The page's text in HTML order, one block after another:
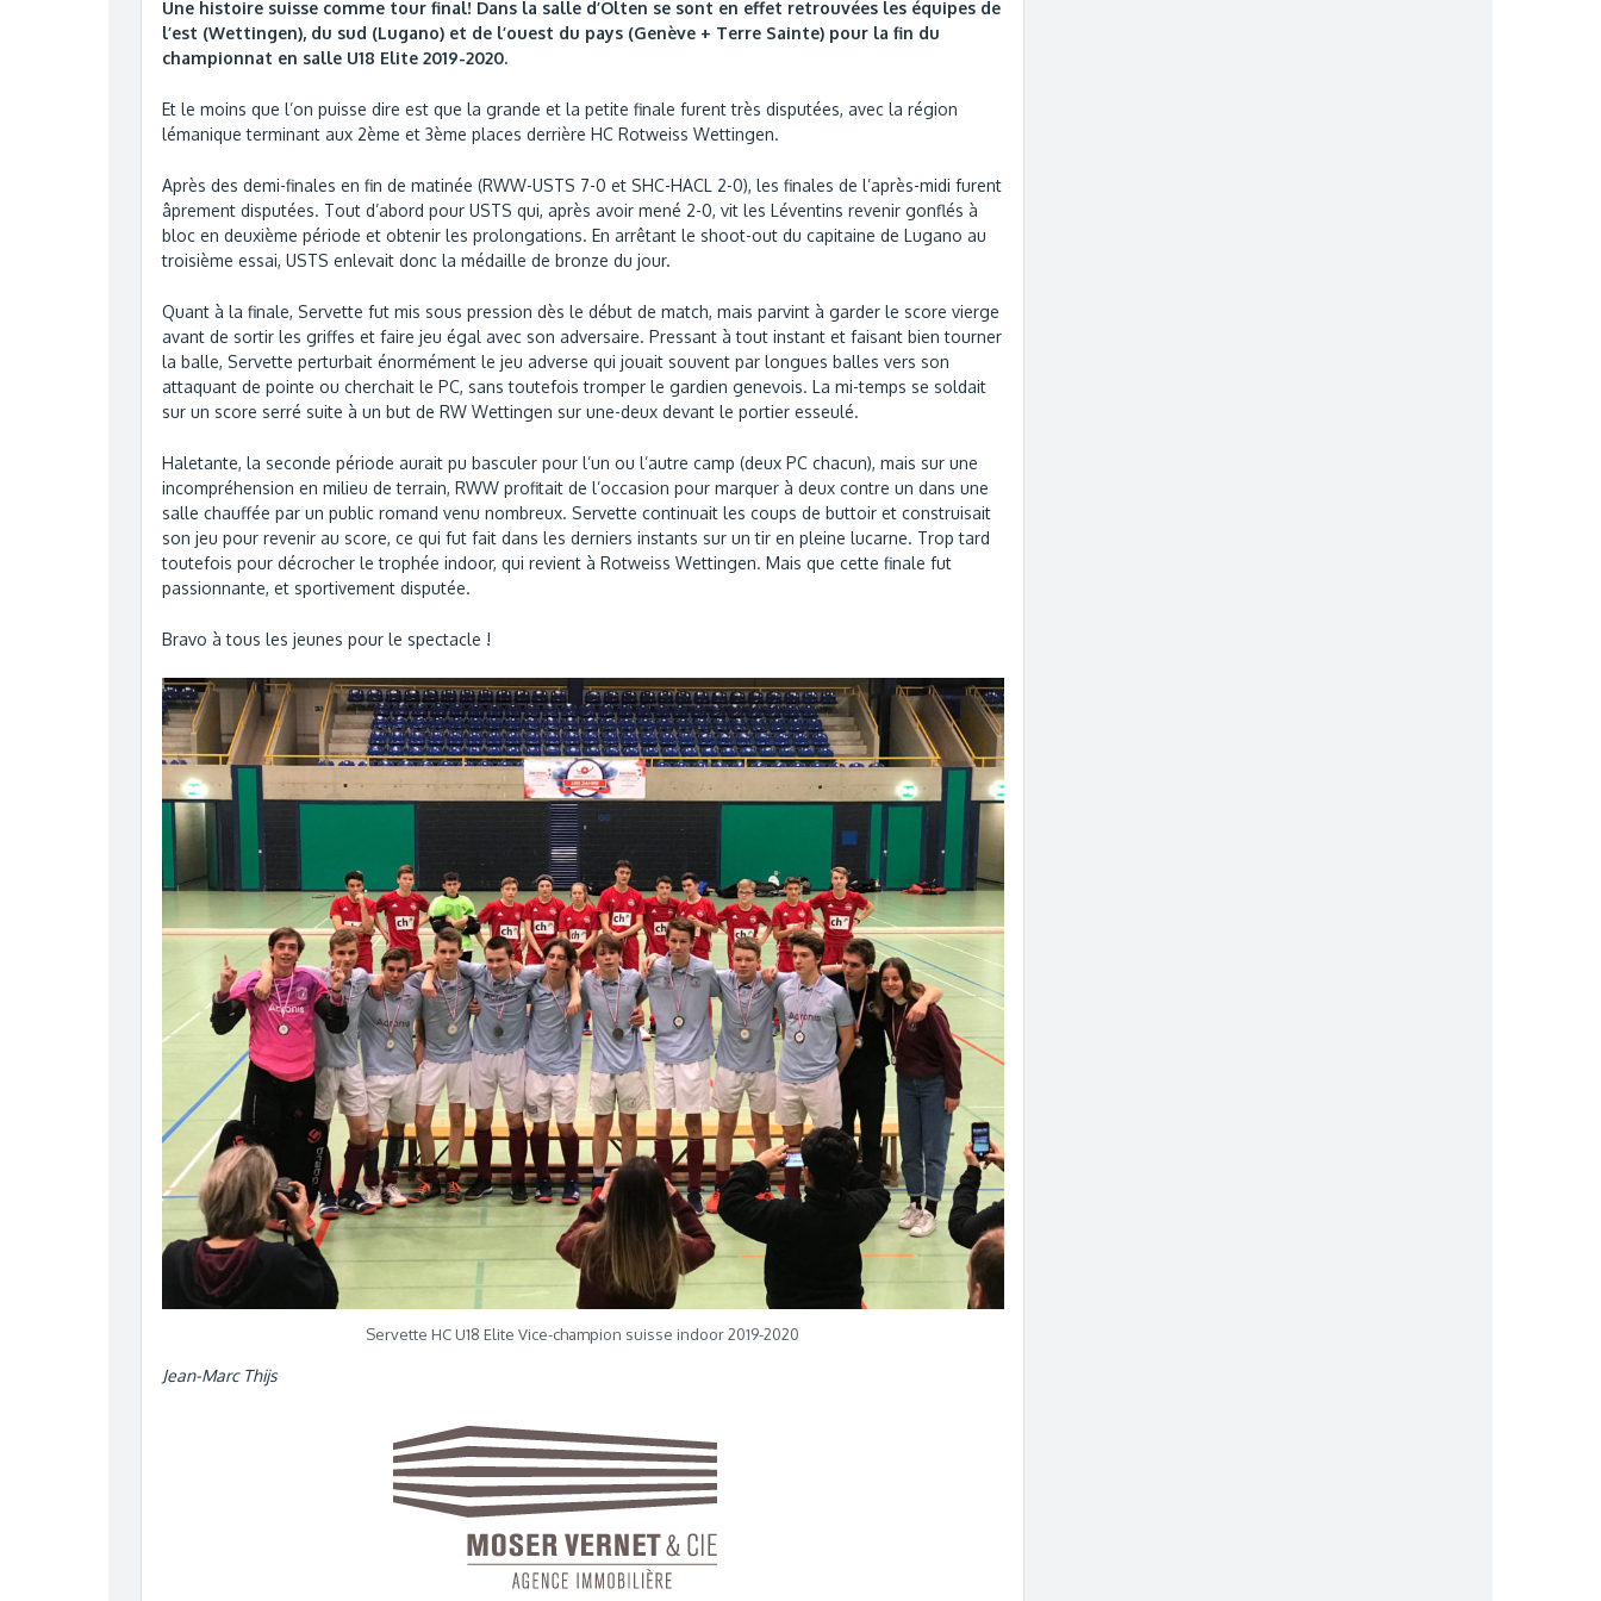
Une histoire suisse comme tour final! Dans la salle d’Olten se sont en effet retrouvées les équipes de
l’est (Wettingen), du sud (Lugano) et de l’ouest du pays (Genève + Terre Sainte) pour la fin du
championnat en salle U18 Elite 2019-2020.
Et le moins que l’on puisse dire est que la grande et la petite finale furent très disputées, avec la région
lémanique terminant aux 2ème et 3ème places derrière HC Rotweiss Wettingen.
Après des demi-finales en fin de matinée (RWW-USTS 7-0 et SHC-HACL 2-0), les finales de l’après-midi furent
âprement disputées. Tout d’abord pour USTS qui, après avoir mené 2-0, vit les Léventins revenir gonflés à
bloc en deuxième période et obtenir les prolongations. En arrêtant le shoot-out du capitaine de Lugano au
troisième essai, USTS enlevait donc la médaille de bronze du jour.
Quant à la finale, Servette fut mis sous pression dès le début de match, mais parvint à garder le score vierge
avant de sortir les griffes et faire jeu égal avec son adversaire. Pressant à tout instant et faisant bien tourner
la balle, Servette perturbait énormément le jeu adverse qui jouait souvent par longues balles vers son
attaquant de pointe ou cherchait le PC, sans toutefois tromper le gardien genevois. La mi-temps se soldait
sur un score serré suite à un but de RW Wettingen sur une-deux devant le portier esseulé.
Haletante, la seconde période aurait pu basculer pour l’un ou l’autre camp (deux PC chacun), mais sur une
incompréhension en milieu de terrain, RWW profitait de l’occasion pour marquer à deux contre un dans une
salle chauffée par un public romand venu nombreux. Servette continuait les coups de buttoir et construisait
son jeu pour revenir au score, ce qui fut fait dans les derniers instants sur un tir en pleine lucarne. Trop tard
toutefois pour décrocher le trophée indoor, qui revient à Rotweiss Wettingen. Mais que cette finale fut
passionnante, et sportivement disputée.
Bravo à tous les jeunes pour le spectacle !
Servette HC U18 Elite Vice-champion suisse indoor 2019-2020
Jean-Marc Thijs